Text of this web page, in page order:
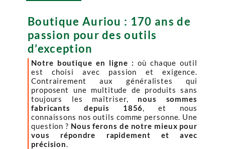
Boutique Auriou : 170 ans de
passion pour des outils
d’exception
Notre boutique en ligne : où chaque outil
est choisi avec passion et exigence.
Contrairement aux généralistes qui
proposent une multitude de produits sans
toujours les maîtriser, nous sommes
fabricants depuis 1856, et nous
connaissons nos outils comme personne. Une
question ? Nous ferons de notre mieux pour
vous répondre rapidement et avec
précision.